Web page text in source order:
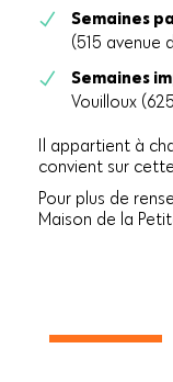
Semaines
(515 avenue
Semaines
Vouilloux
Il appartient à
convient sur
Pour plus de
Maison de la